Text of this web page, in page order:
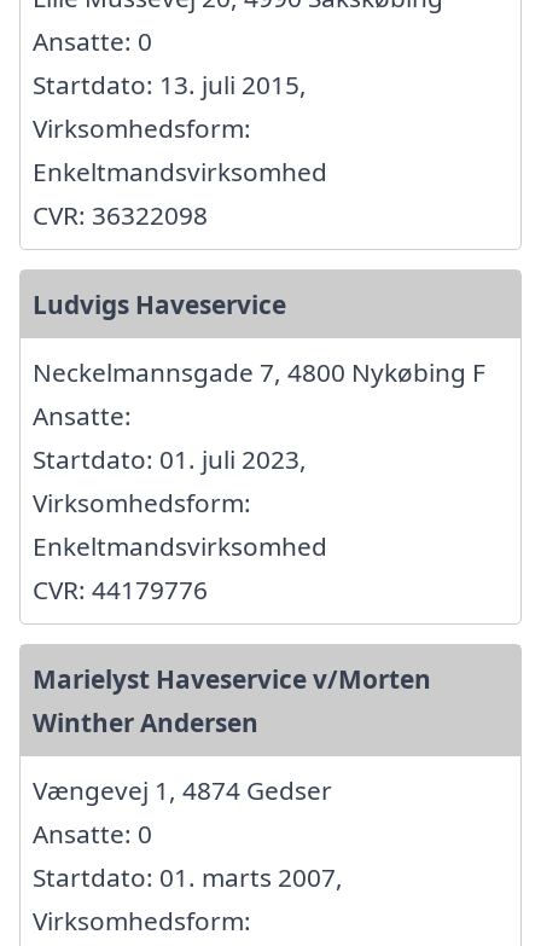
Ansatte: 0
Startdato: 13. juli 2015,
Virksomhedsform:
Enkeltmandsvirksomhed
CVR: 36322098
Ludvigs Haveservice
Neckelmannsgade 7, 4800 Nykøbing F
Ansatte:
Startdato: 01. juli 2023,
Virksomhedsform:
Enkeltmandsvirksomhed
CVR: 44179776
Marielyst Haveservice v/Morten
Winther Andersen
Vængevej 1, 4874 Gedser
Ansatte: 0
Startdato: 01. marts 2007,
Virksomhedsform: